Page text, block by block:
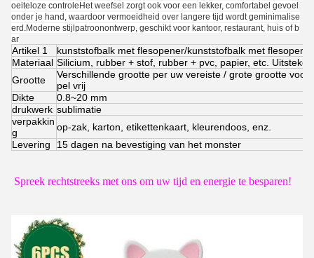
oeiteloze controleHet weefsel zorgt ook voor een lekker, comfortabel gevoel
onder je hand, waardoor vermoeidheid over langere tijd wordt geminimalise
erd.Moderne stijlpatroonontwerp, geschikt voor kantoor, restaurant, huis of b
ar
Artikel 1
kunststofbalk met flesopener/kunststofbalk met
Materiaal Silicium, rubber + stof, rubber + pvc, papier, etc.
Grootte
Verschillende grootte per uw vereiste / grote grootte voor
pel vrij
Dikte
0.8~20 mm
drukwerk sublimatie
verpakkin
g
op-zak, karton, etikettenkaart, kleurendoos, enz.
Levering
15 dagen na bevestiging van het monster
Spreek rechtstreeks met ons om uw tijd en energie te besparen!